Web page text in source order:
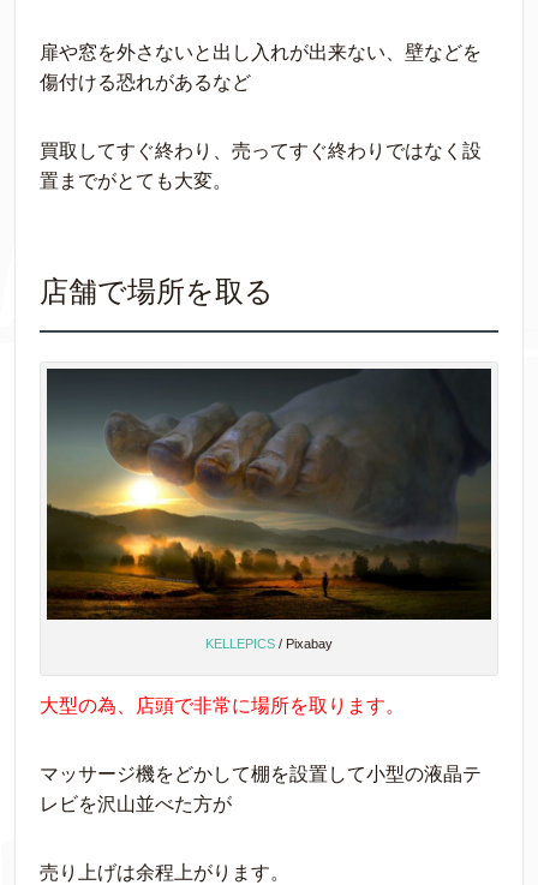
扉や窓を外さないと出し入れが出来ない、壁などを
傷付ける恐れがあるなど
買取してすぐ終わり、売ってすぐ終わりではなく設
置までがとても大変。
店舗で場所を取る
KELLEPICS / Pixabay
大型の為、店頭で非常に場所を取ります。
マッサージ機をどかして棚を設置して小型の液晶テ
レビを沢山並べた方が
売り上げは余程上がります。